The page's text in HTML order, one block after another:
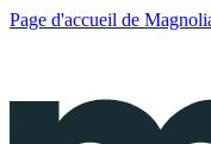
Page d'accueil de